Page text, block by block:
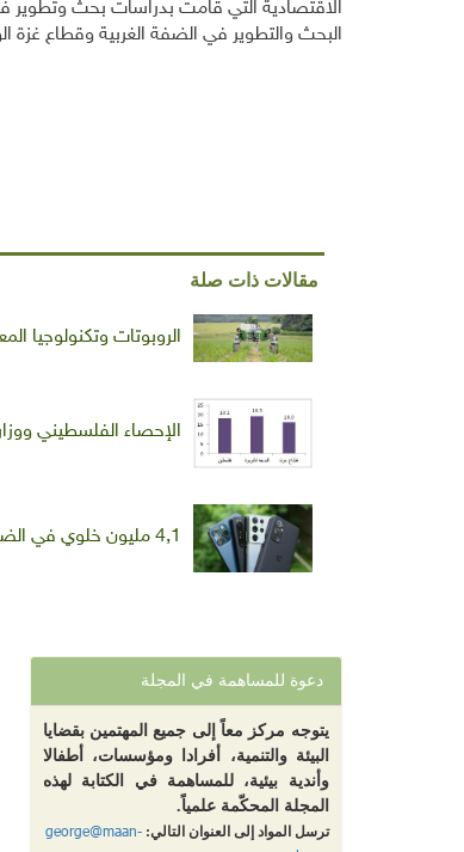
البحث والتطوير في الضفة الغربية وقطاع غزة
مقالات ذات صلة
الروبوتات وتكنولوجيا
الإحصاء الفلسطيني
4,1 مليون خلوي في الضفة وغزة.. إنفاق مُفرط على الاتصالات والإنترنت وعلاقات مشوّهة
دعوة للمساهمة في المجلة
يتوجه مركز معاً إلى جميع المهتمين بقضايا
البيئة والتنمية، أفرادا ومؤسسات، أطفالا
وأندية بيئية، للمساهمة في الكتابة لهذه
المجلة المحكّمة علمياً.
ترسل المواد إلى العنوان التالي:george@maan-